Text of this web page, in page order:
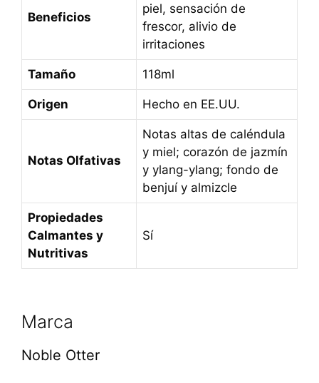
Beneficios
piel, sensación de
frescor, alivio de
irritaciones
Tamaño 118ml
Origen Hecho en EE.UU.
Notas Olfativas
Notas altas de caléndula
y miel; corazón de jazmín
y ylang-ylang; fondo de
benjuí y almizcle
Propiedades
Calmantes y
Nutritivas
Sí
Marca
Noble Otter